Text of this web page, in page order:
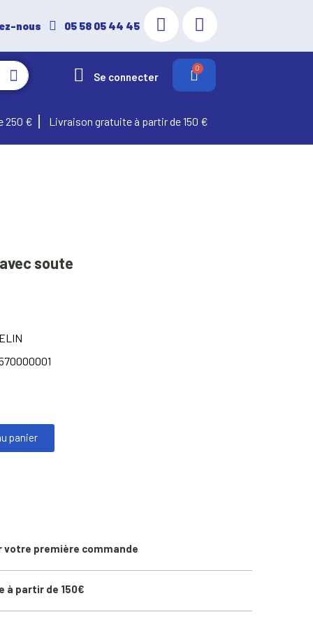
nous 05 58 05 44 45
Se connecter
250 € Livraison gratuite à partir de 150 €
soute
panier
votre première commande
à partir de 150€